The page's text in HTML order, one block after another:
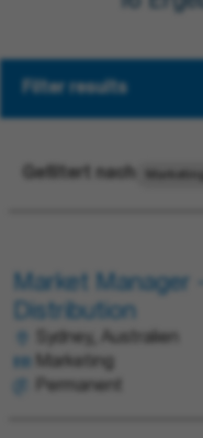
Filter results
Gefiltert nach
Market Manager
Distribution
Sydney, Australien
Marketing
Permanent